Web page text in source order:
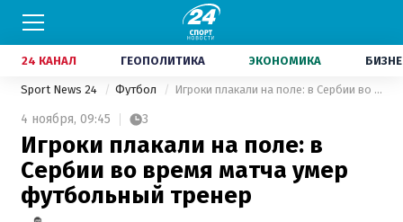
24 КАНАЛ ГЕОПОЛИТИКА ЭКОНОМИКА
Sport News 24 Футбол Игроки плакали на поле: в Сербии во время матча умер футбольный тренер
4 ноября, 09:45 3
Игроки плакали на поле: в
Сербии во время матча умер
футбольный тренер